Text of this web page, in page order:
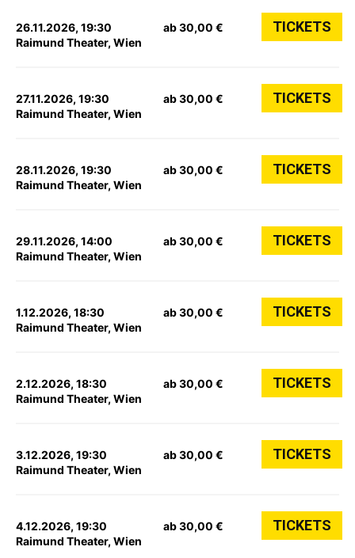
26.11.2026, 19:30
Raimund Theater, Wien
ab 30,00 € TICKETS
27.11.2026, 19:30
Raimund Theater, Wien
ab 30,00 € TICKETS
28.11.2026, 19:30
Raimund Theater, Wien
ab 30,00 € TICKETS
29.11.2026, 14:00
Raimund Theater, Wien
ab 30,00 € TICKETS
1.12.2026, 18:30
Raimund Theater, Wien
ab 30,00 € TICKETS
2.12.2026, 18:30
Raimund Theater, Wien
ab 30,00 € TICKETS
3.12.2026, 19:30
Raimund Theater, Wien
ab 30,00 € TICKETS
4.12.2026, 19:30
Raimund Theater, Wien
ab 30,00 € TICKETS